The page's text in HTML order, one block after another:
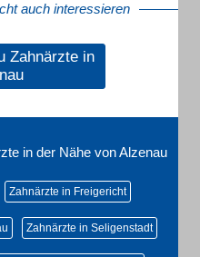
auch interessieren
Zahnärzte in
in der Nähe von Alzenau
Zahnärzte in Freigericht
Zahnärzte in Seligenstadt